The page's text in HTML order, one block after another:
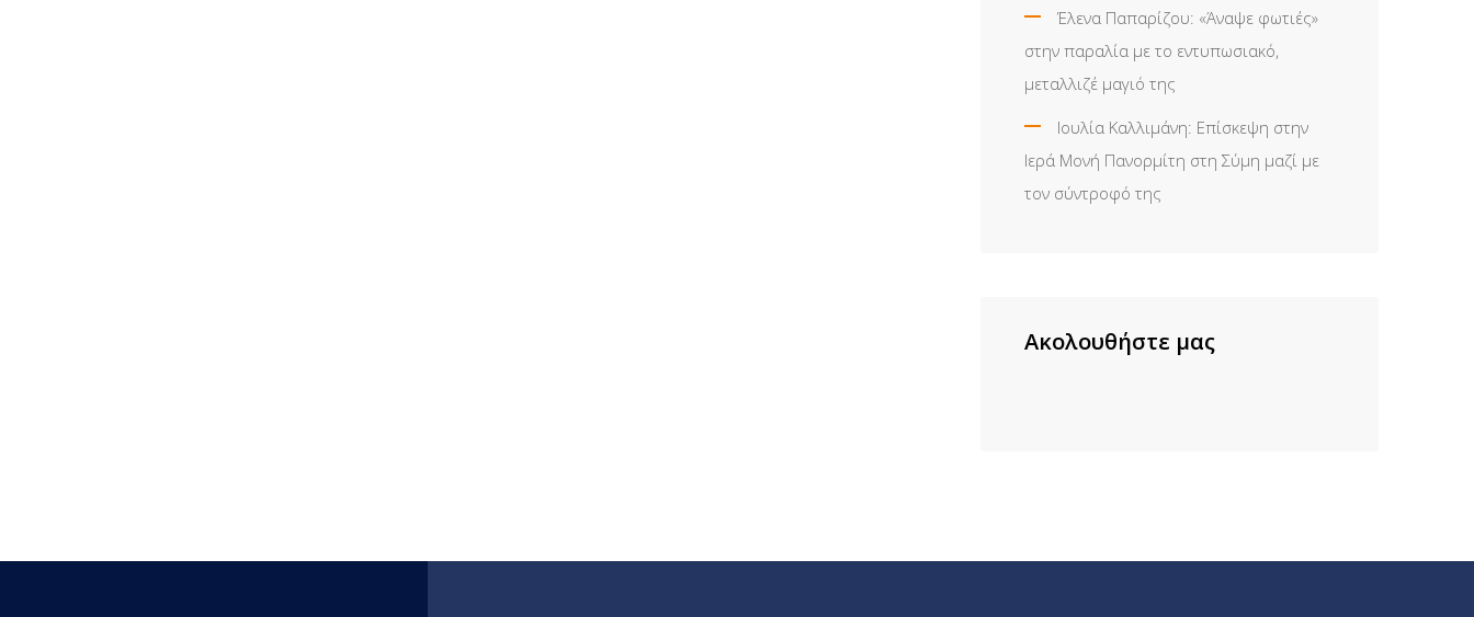
Έλενα Παπαρίζου: «Άναψε φωτιές»
στην παραλία με το εντυπωσιακό,
μεταλλιζέ μαγιό της
Ιουλία Καλλιμάνη: Επίσκεψη στην
Ιερά Μονή Πανορμίτη στη Σύμη μαζί με
τον σύντροφό της
Ακολουθήστε μας